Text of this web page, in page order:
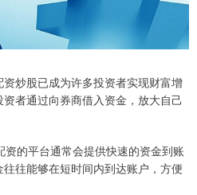
炒股已成为许多投资者实现财富增
者通过向券商借入资金，放大自己
的平台通常会提供快速的资金到账
往能够在短时间内到达账户，方便